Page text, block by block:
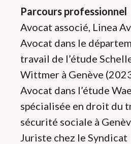
Parcours professionnel
Avocat associé, Linea
Avocat dans le
travail de l’étude
Wittmer à Genève
Avocat dans l’étude
spécialisée en droit du
sécurité sociale à
Juriste chez le Syndicat